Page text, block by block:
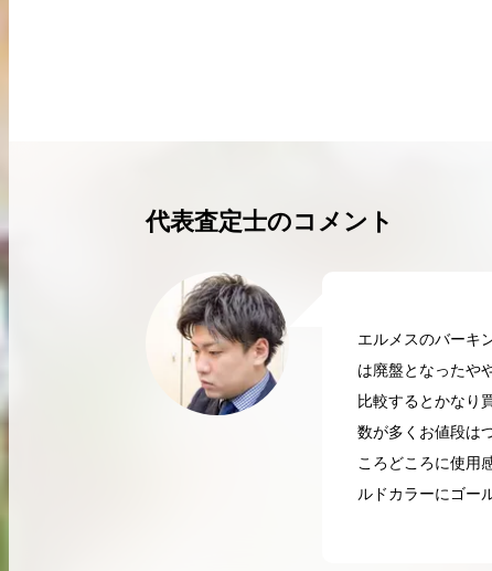
代表査定士のコメント
エルメスのバーキ
は廃盤となったや
比較するとかなり
数が多くお値段は
ころどころに使用
ルドカラーにゴー